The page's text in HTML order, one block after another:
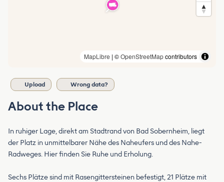
MapLibre | ©OpenStreetMapcontributors
Upload Wrong data?
About the Place
In ruhiger Lage, direkt am Stadtrand von Bad Sobernheim, liegt
der Platz in unmittelbarer Nähe des Naheufers und des Nahe-
Radweges. Hier finden Sie Ruhe und Erholung.
Sechs Plätze sind mit Rasengittersteinen befestigt, 21 Plätze mit